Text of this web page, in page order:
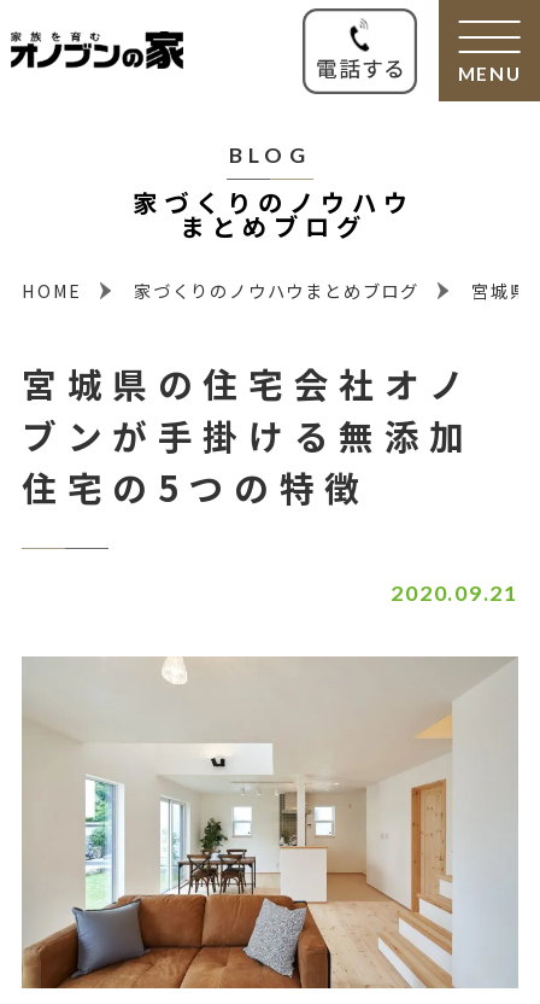
MENU
BLOG
家づくりのノウハウ
まとめブログ
HOME 家づくりのノウハウまとめブログ 宮城県
宮城県の住宅会社オノ
ブンが手掛ける無添加
住宅の5つの特徴
2020.09.21